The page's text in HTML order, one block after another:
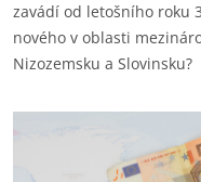
zavádí od letošního roku
nového v oblasti
Nizozemsku a Slovinsku?